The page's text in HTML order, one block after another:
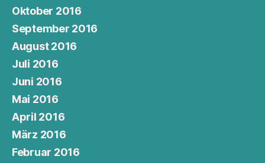
Oktober 2016
September 2016
August 2016
Juli 2016
Juni 2016
Mai 2016
April 2016
März 2016
Februar 2016